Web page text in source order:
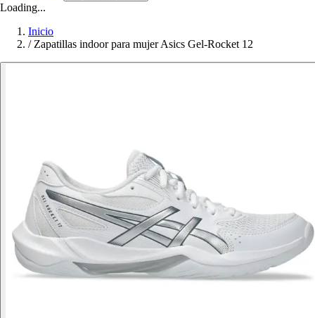
Loading...
Inicio
/ Zapatillas indoor para mujer Asics Gel-Rocket 12